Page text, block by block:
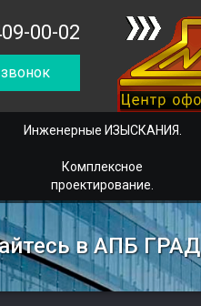
00-02
Инженерные ИЗЫСКАНИЯ.
Комплексное
проектирование.
в АПБ ГРАД